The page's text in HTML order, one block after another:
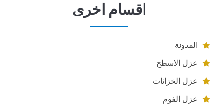
اقسام اخرى
المدونة
عزل الاسطح
عزل الخزانات
عزل الفوم